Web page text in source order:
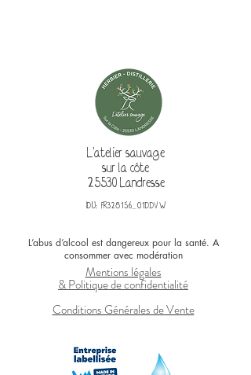
L'atelier sauvage
sur la côte
25530 Landresse
IDU: FR328156_01DDVW
L’abus d’alcool est dangereux pour la santé. A
consommer avec modération
Mentions légales
& Politique de confidentialité
Conditions Générales de Vente